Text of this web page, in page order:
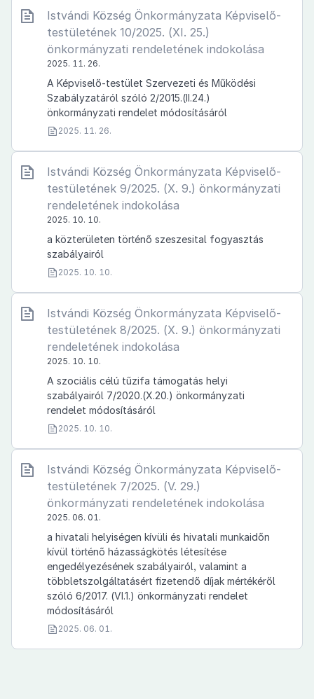
Istvándi Község Önkormányzata Képviselő-
testületének 10/2025. (XI. 25.)
önkormányzati rendeletének indokolása
2025. 11. 26.
A Képviselő-testület Szervezeti és Működési
Szabályzatáról szóló 2/2015.(II.24.)
önkormányzati rendelet módosításáról
2025. 11. 26.
Istvándi Község Önkormányzata Képviselő-
testületének 9/2025. (X. 9.) önkormányzati
rendeletének indokolása
2025. 10. 10.
a közterületen történő szeszesital fogyasztás
szabályairól
2025. 10. 10.
Istvándi Község Önkormányzata Képviselő-
testületének 8/2025. (X. 9.) önkormányzati
rendeletének indokolása
2025. 10. 10.
A szociális célú tűzifa támogatás helyi
szabályairól 7/2020.(X.20.) önkormányzati
rendelet módosításáról
2025. 10. 10.
Istvándi Község Önkormányzata Képviselő-
testületének 7/2025. (V. 29.)
önkormányzati rendeletének indokolása
2025. 06. 01.
a hivatali helyiségen kívüli és hivatali munkaidőn
kívül történő házasságkötés létesítése
engedélyezésének szabályairól, valamint a
többletszolgáltatásért fizetendő díjak mértékéről
szóló 6/2017. (VI.1.) önkormányzati rendelet
módosításáról
2025. 06. 01.